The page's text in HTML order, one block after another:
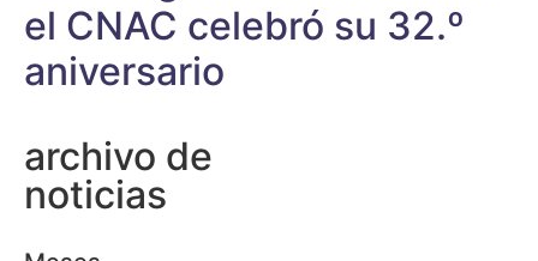
el CNAC celebró su 32.º
aniversario
archivo de
noticias